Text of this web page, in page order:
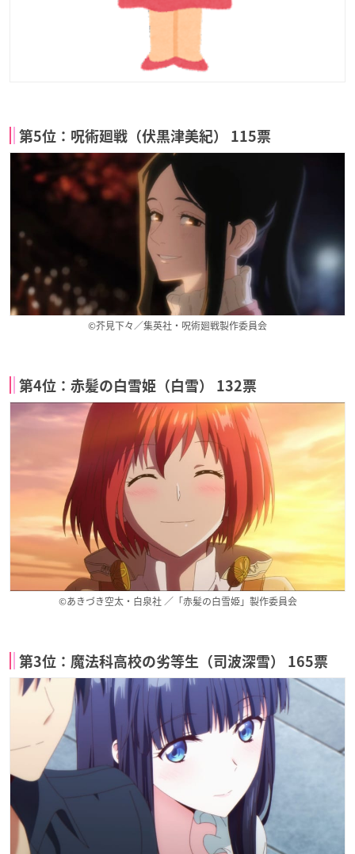
第5位：呪術廻戦（伏黒津美紀） 115票
©芥見下々／集英社・呪術廻戦製作委員会
第4位：赤髪の白雪姫（白雪） 132票
©あきづき空太・白泉社 ／「赤髪の白雪姫」製作委員会
第3位：魔法科高校の劣等生（司波深雪） 165票